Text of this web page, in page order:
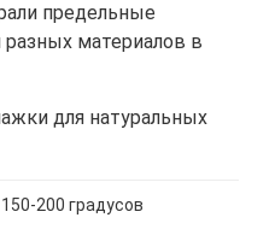
предельные
материалов в
для натуральных
150-200 градусов